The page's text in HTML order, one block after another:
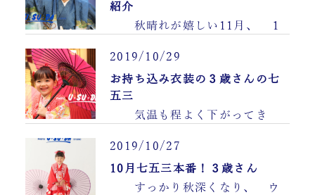
紹介
秋晴れが嬉しい11月、 １
と思っているウ……2019/10/29
お持ち込み衣装の３歳さんの七
五三
気温も程よく下がってき
お参り日……
2019/10/27
10月七五三本番！３歳さん
すっかり秋深くなり、 ウ